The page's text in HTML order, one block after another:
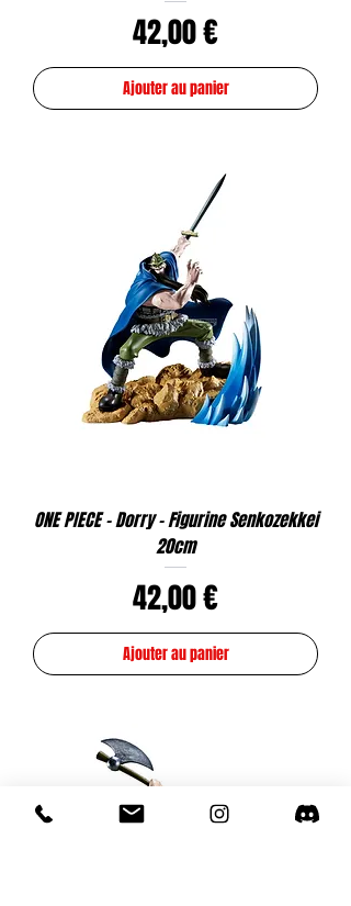
Prix
42,00 €
Ajouter au panier
ONE PIECE - Dorry - Figurine Senkozekkei
20cm
Prix
42,00 €
Ajouter au panier